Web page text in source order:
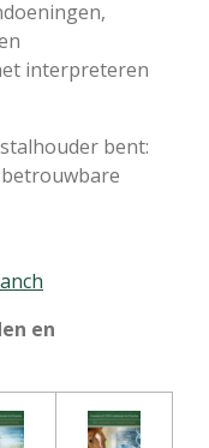
interpreteren
bent:
en